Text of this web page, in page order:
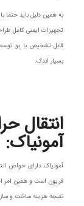
به همین دلیل باید حتما
تجهیزات ایمنی کامل
قابل تشخیص با بو
بسیار اندک.
انتقال
آمونیاک:
آمونیاک دارای خواص
فریون است و همین امر
نتیجه هزینه ساخت و ساز